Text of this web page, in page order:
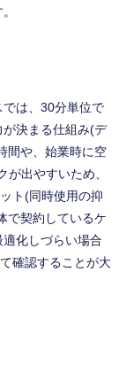
は、30分単位で
決まる仕組み(デ
間や、始業時に空
出やすいため、
ト(同時使用の抑
で契約しているケ
化しづらい場合
確認することが大